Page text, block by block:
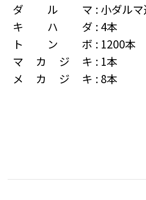
ダルマ : 小ダル
キハダ : 4本
トンボ : 1200本
マカジキ : 1本
メカジキ : 8本